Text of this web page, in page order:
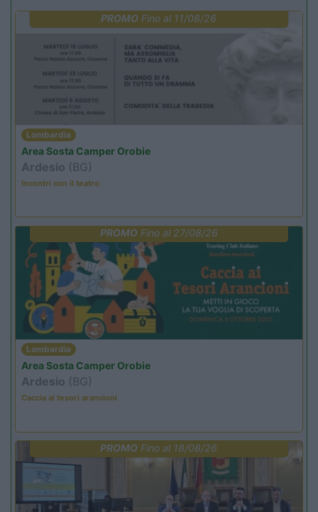
PROMO Fino al 11/08/26
Lombardia
Area Sosta Camper Orobie
Ardesio (BG)
Incontri con il teatro
PROMOFino al 27/08/26
Lombardia
Area Sosta Camper Orobie
Ardesio (BG)
Caccia ai tesori arancioni
PROMO Fino al 18/08/26